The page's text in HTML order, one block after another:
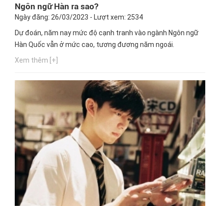
Ngôn ngữ Hàn ra sao?
Ngày đăng: 26/03/2023 - Lượt xem: 2534
Dự đoán, năm nay mức độ cạnh tranh vào ngành Ngôn ngữ
Hàn Quốc vẫn ở mức cao, tương đương năm ngoái.
Xem thêm [+]